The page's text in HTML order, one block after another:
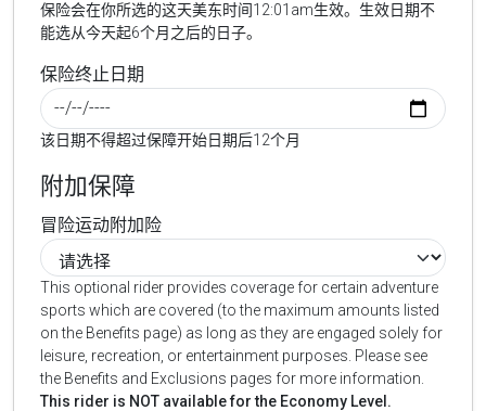
保险会在你所选的这天美东时间12:01am生效。生效日期不
能选从今天起6个月之后的日子。
保险终止日期
该日期不得超过保障开始日期后12个月
附加保障
冒险运动附加险
This optional rider provides coverage for certain adventure
sports which are covered (to the maximum amounts listed
on the Benefits page) as long as they are engaged solely for
leisure, recreation, or entertainment purposes. Please see
the Benefits and Exclusions pages for more information.
This rider is NOT available for the Economy Level.